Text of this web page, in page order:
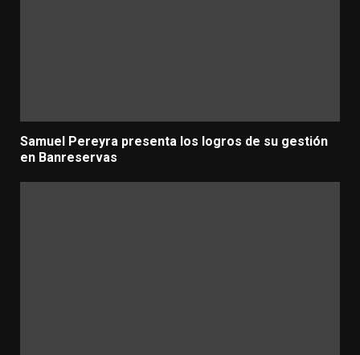
Samuel Pereyra presenta los logros de su gestión
en Banreservas